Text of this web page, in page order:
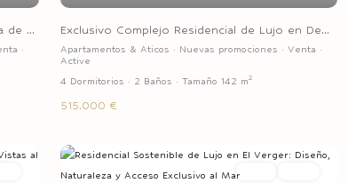
de ...
·
Exclusivo Complejo Residencial de Lujo en De...
Apartamentos & Aticos · Nuevas promociones · Venta ·
Active
4 Dormitorios · 2 Baños · Tamaño 142 m2
515.000 €